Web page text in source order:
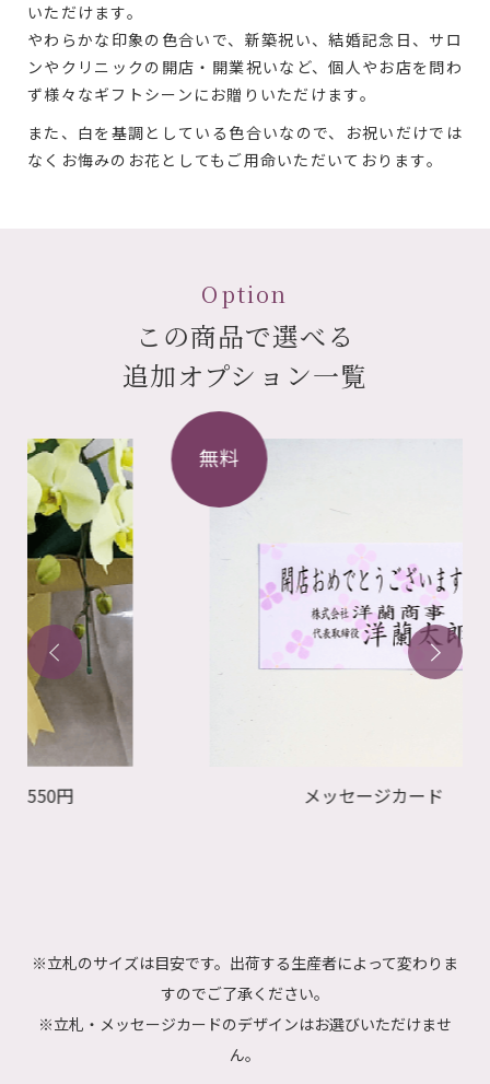
いただけます。
やわらかな印象の色合いで、新築祝い、結婚記念日、サロ
ンやクリニックの開店・開業祝いなど、個人やお店を問わ
ず様々なギフトシーンにお贈りいただけます。
また、白を基調としている色合いなので、お祝いだけでは
なくお悔みのお花としてもご用命いただいております。
Option
この商品で選べる
追加オプション一覧
無料
メッセージカード
※立札のサイズは目安です。出荷する生産者によって変わりま
すのでご了承ください。
※立札・メッセージカードのデザインはお選びいただけませ
ん。